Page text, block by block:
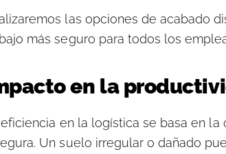
las opciones de acabado
más seguro para todos los
en la
en la logística se basa en
Un suelo irregular o dañado